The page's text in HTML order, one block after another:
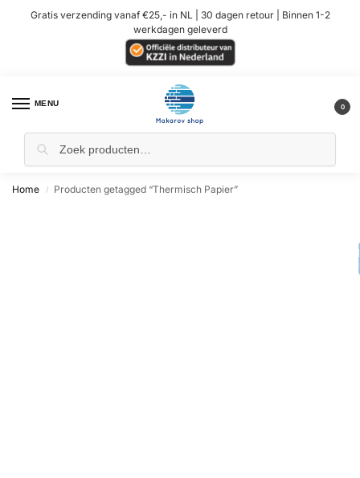
Gratis verzending vanaf €25,- in NL | 30 dagen retour | Binnen 1-2
werkdagen geleverd
MENU 0
Home / Producten getagged “Thermisch Papier”